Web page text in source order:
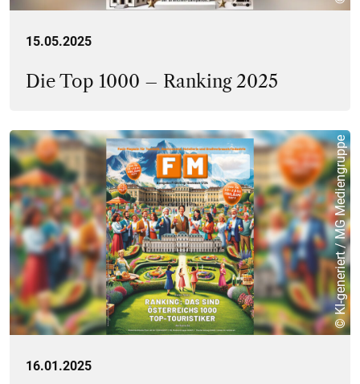
15.05.2025
Die Top 1000 – Ranking 2025
© KI-generiert / MG Mediengruppe
16.01.2025